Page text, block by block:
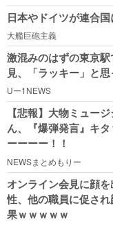
日本やドイツが連合
大艦巨砲主義
激混みのはずの東京
見、「ラッキー」と
Uー1NEWS
【悲報】大物ミュー
ん、『爆弾発言』キ
ーーーー！！
NEWSまとめもりー
オンライン会見に顔
性、他の職員に促さ
果ｗｗｗｗｗ